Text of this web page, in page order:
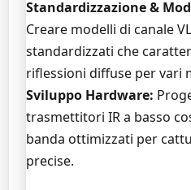
Standardizzazione &
Creare modelli di canale
standardizzati che
riflessioni diffuse per vari
Sviluppo Hardware:
trasmettitori IR a basso
banda ottimizzati per
precise.